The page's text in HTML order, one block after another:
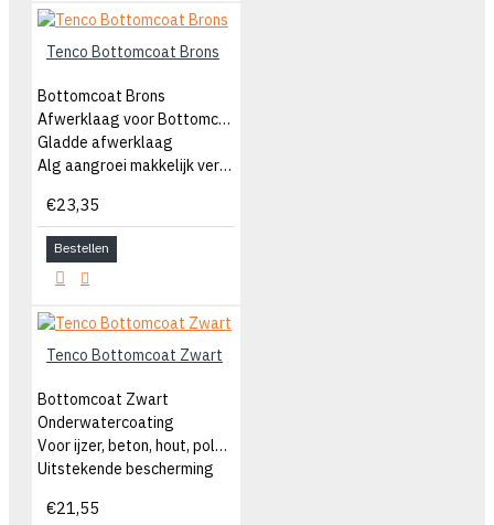
Tenco Bottomcoat Brons
Bottomcoat Brons
Afwerklaag voor Bottomcoat Zwart
Gladde afwerklaag
Alg aangroei makkelijk verwijderen
€23,35
Bestellen
Tenco Bottomcoat Zwart
Bottomcoat Zwart
Onderwatercoating
Voor ijzer, beton, hout, polyester
Uitstekende bescherming
€21,55